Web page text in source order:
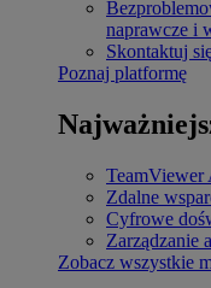
naprawcze i
Skontaktuj
Poznaj platformę
TeamViewer
Zdalne
Cyfrowe
Zarządzanie
Zobacz wszystkie